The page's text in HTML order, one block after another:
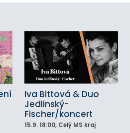
Iva Bittová & Duo
Jedlinský-
Fischer/koncert
15.9. 18:00, Celý MS kraj